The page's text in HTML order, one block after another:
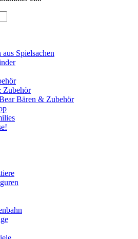
Spielsachen
Zubehör
Bären & Zubehör